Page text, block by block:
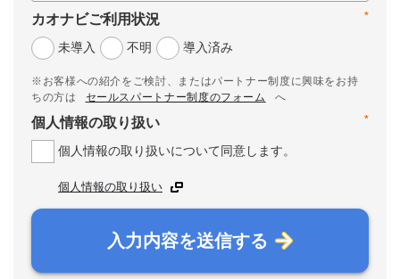
*
カオナビご利用状況
未導入
不明 導入済み
※お客様への紹介をご検討、またはパートナー制度に興味をお持
ちの方は
セールスパートナー制度のフォーム
へ
*
個人情報の取り扱い
個人情報の取り扱いについて同意します。
個人情報の取り扱い
入力内容を送信する